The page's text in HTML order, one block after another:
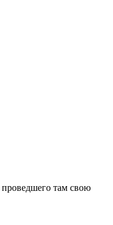
проведшего там свою